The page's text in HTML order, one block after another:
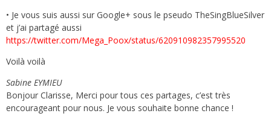
• Je vous suis aussi sur Google+ sous le pseudo TheSingBlueSilver
et j’ai partagé aussi
https://twitter.com/Mega_Poox/status/620910982357995520
Voilà voilà
Sabine EYMIEU
Bonjour Clarisse, Merci pour tous ces partages, c’est très
encourageant pour nous. Je vous souhaite bonne chance !